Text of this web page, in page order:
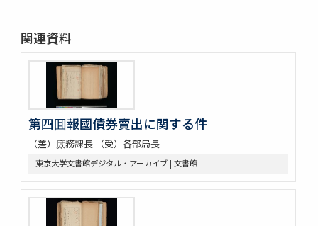
関連資料
第四囬報國債券賣出に関する件
（差）庻務課長 （受）各部局長
東京大学文書館デジタル・アーカイブ | 文書館